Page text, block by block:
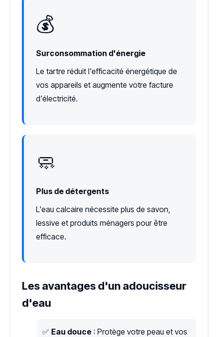
💰
Surconsommation d'énergie
Le tartre réduit l'efficacité énergétique de
vos appareils et augmente votre facture
d'électricité.
🧼
Plus de détergents
L'eau calcaire nécessite plus de savon,
lessive et produits ménagers pour être
efficace.
Les avantages d'un adoucisseur
d'eau
✅ Eau douce : Protège votre peau et vos